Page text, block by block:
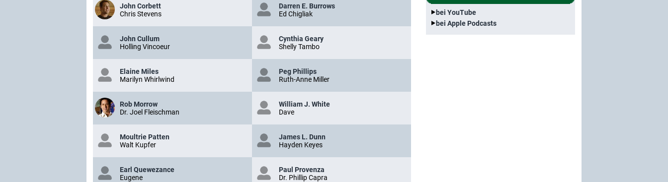
John Corbett
Chris Stevens
Darren E. Burrows
Ed Chigliak
John Cullum
Holling Vincoeur
Cynthia Geary
Shelly Tambo
Elaine Miles
Marilyn Whirlwind
Peg Phillips
Ruth-Anne Miller
Rob Morrow
Dr. Joel Fleischman
William J. White
Dave
Moultrie Patten
Walt Kupfer
James L. Dunn
Hayden Keyes
Earl Quewezance
Eugene
Paul Provenza
Dr. Phillip Capra
bei YouTube
bei Apple Podcasts